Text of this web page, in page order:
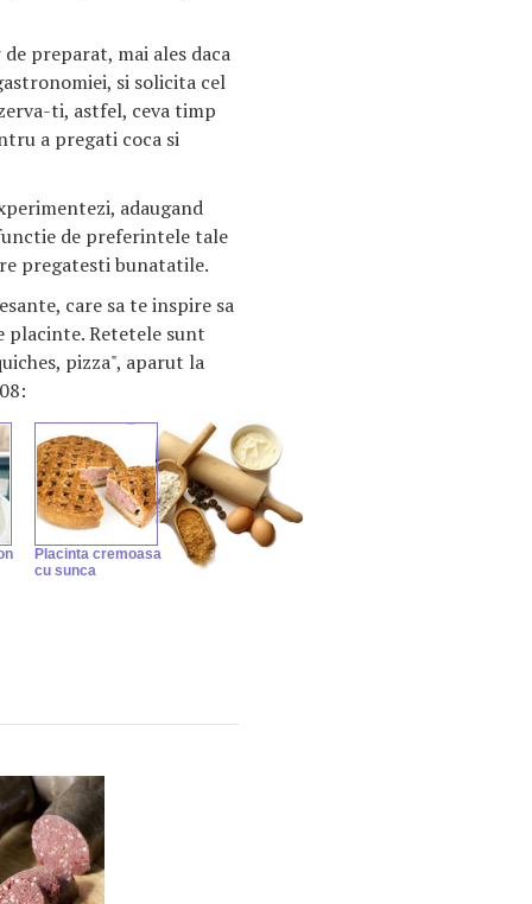
preparat, mai ales daca
si solicita cel
ti, astfel, ceva timp
a pregati coca si
adaugand
de preferintele tale
pregatesti bunatatile.
care sa te inspire sa
placinte. Retetele sunt
pizza", aparut la
Placinta cremoasa
cu sunca